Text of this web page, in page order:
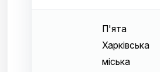
П'ята
Харківська
міська